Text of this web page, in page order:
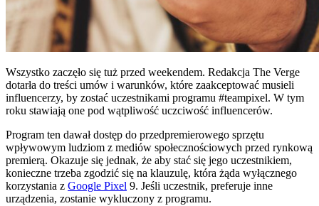
Wszystko zaczęło się tuż przed weekendem. Redakcja The Verge
dotarła do treści umów i warunków, które zaakceptować musieli
influencerzy, by zostać uczestnikami programu #teampixel. W tym
roku stawiają one pod wątpliwość uczciwość influencerów.
Program ten dawał dostęp do przedpremierowego sprzętu
wpływowym ludziom z mediów społecznościowych przed rynkową
premierą. Okazuje się jednak, że aby stać się jego uczestnikiem,
konieczne trzeba zgodzić się na klauzulę, która żąda wyłącznego
korzystania z Google Pixel 9. Jeśli uczestnik, preferuje inne
urządzenia, zostanie wykluczony z programu.